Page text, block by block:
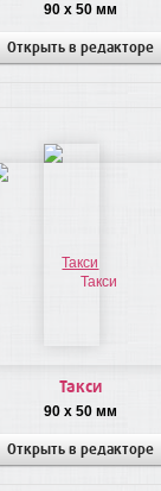
90 x 50 мм
Открыть в редакторе
Такси
90 x 50 мм
Открыть в редакторе